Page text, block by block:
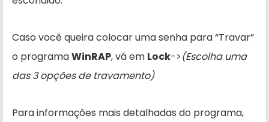
Caso você queira colocar uma senha para “Travar”
o programaWinRAP, vá em Lock->(Escolha uma
das 3 opções de travamento)
Para informações mais detalhadas do programa,